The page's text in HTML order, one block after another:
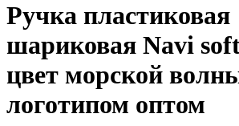
Ручка пластиковая
шариковая Navi
цвет морской
логотипом оптом